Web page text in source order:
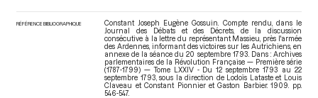
RÉFÉRENCE BIBLIOGRAPHIQUE
Constant Joseph Eugène Gossuin. Compte rendu, dans le
Journal des Débats et des Décrets, de la discussion
consécutive à la lettre du représentant Massieu, près l'armée
des Ardennes, informant des victoires sur les Autrichiens, en
annexe de la séance du 20 septembre 1793. Dans : Archives
parlementaires de la Révolution Française — Première série
(1787-1799) — Tome LXXIV - Du 12 septembre 1793 au 22
septembre 1793 , sous la direction de Lodoïs Lataste et Louis
Claveau et Constant Pionnier et Gaston Barbier. 1909. pp.
546-547.